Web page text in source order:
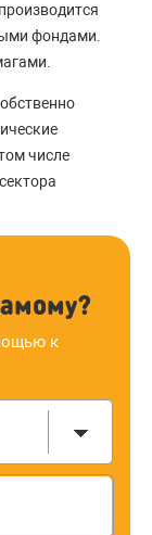
фондами.
числе
к